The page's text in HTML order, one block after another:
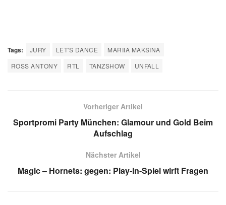
Tags: JURY LET'S DANCE
MARIIA MAKSINA
ROSS ANTONY
RTL TANZSHOW UNFALL
Vorheriger Artikel
Sportpromi Party München: Glamour und Gold Beim
Aufschlag
Nächster Artikel
Magic – Hornets: gegen: Play-In-Spiel wirft Fragen